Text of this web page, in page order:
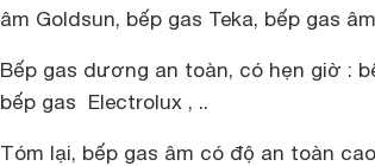
âm Goldsun, bếp gas Teka, bếp gas
Bếp gas dương an toàn, có hẹn giờ :
bếp gas Electrolux , ..
Tóm lại, bếp gas âm có độ an toàn